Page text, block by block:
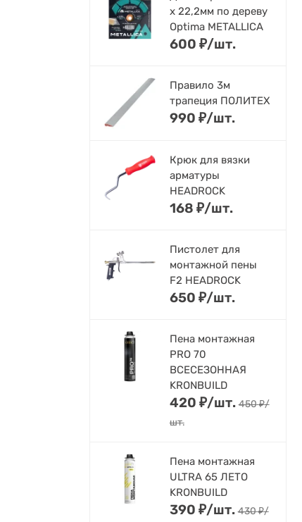
x 22,2мм по дереву
Optima METALLICA
600 ₽/шт.
Правило 3м
трапеция ПОЛИТЕХ
990 ₽/шт.
Крюк для вязки
арматуры
HEADROCK
168 ₽/шт.
Пистолет для
монтажной пены
F2 HEADROCK
650 ₽/шт.
Пена монтажная
PRO 70
ВСЕСЕЗОННАЯ
KRONBUILD
420 ₽/шт. 450₽/
шт.
Пена монтажная
ULTRA 65 ЛЕТО
KRONBUILD
390 ₽/шт. 430₽/